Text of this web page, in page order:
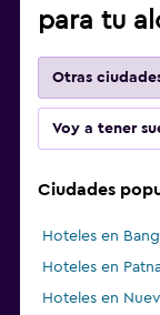
para tu
Otras
Voy a tener
Ciudades
Hoteles en
Hoteles en
Hoteles en